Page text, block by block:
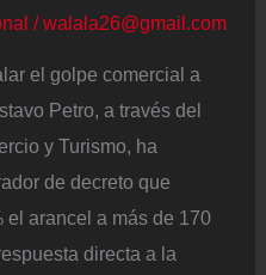
/walala26@gmail.com
el golpe comercial a
Petro, a través del
y Turismo, ha
de decreto que
el arancel a más de 170
directa a la